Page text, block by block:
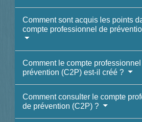
Comment sont acquis les points
compte professionnel de
Comment le compte
prévention (C2P) est-il créé ?
Comment consulter le compte
de prévention (C2P) ?